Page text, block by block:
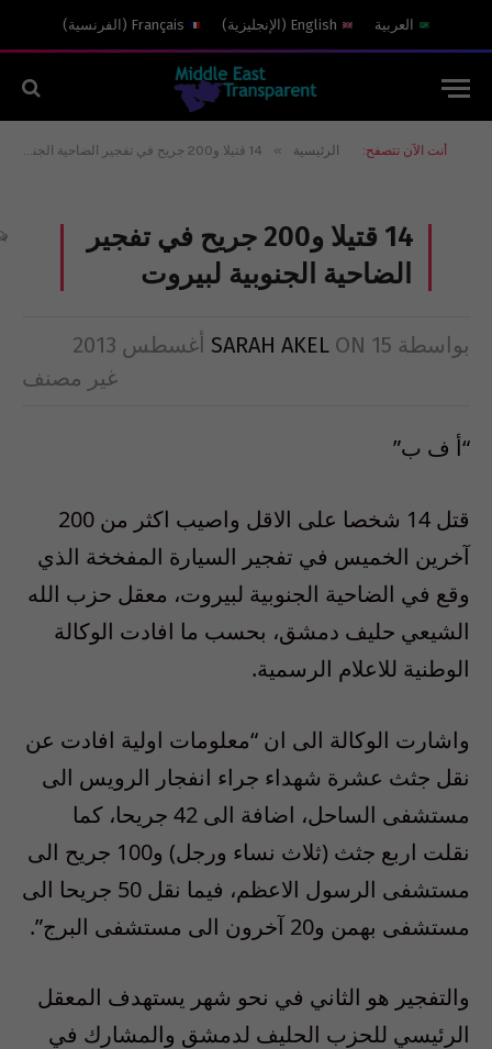
العربية English
( الإنجليزية)
Français
( الفرنسية)
أنت الآن تتصفح: الرئيسية » 14 قتيلا و200 جريح في تفجير الضاحية الجنوبية لبيروت
14 قتيلا و200 جريح في تفجير
الضاحية الجنوبية لبيروت
بواسطة SARAH AKEL ON 15 أغسطس 2013
غير مصنف
“أ ف ب”
قتل 14 شخصا على الاقل واصيب اكثر من 200
آخرين الخميس في تفجير السيارة المفخخة الذي
وقع في الضاحية الجنوبية لبيروت، معقل حزب الله
الشيعي حليف دمشق، بحسب ما افادت الوكالة
الوطنية للاعلام الرسمية.
واشارت الوكالة الى ان “معلومات اولية افادت عن
نقل جثث عشرة شهداء جراء انفجار الرويس الى
مستشفى الساحل، اضافة الى 42 جريحا، كما
نقلت اربع جثث (ثلاث نساء ورجل) و100 جريح الى
مستشفى الرسول الاعظم، فيما نقل 50 جريحا الى
مستشفى بهمن و20 آخرون الى مستشفى البرج”.
والتفجير هو الثاني في نحو شهر يستهدف المعقل
الرئيسي للحزب الحليف لدمشق والمشارك في